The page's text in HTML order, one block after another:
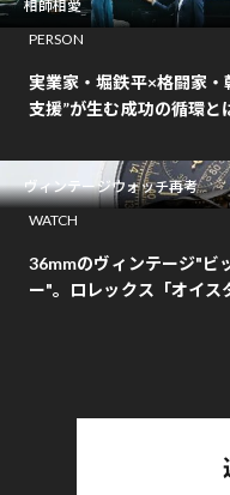
相師相愛
PERSON
実業家・堀鉄平×格闘家・
支援”が生む成功の循環と
ヴィンテージウォッチ再考
WATCH
36mmのヴィンテージ"ビ
ー"。ロレックス「オイス